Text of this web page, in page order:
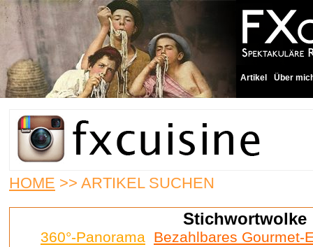
Artikel Über
HOME >> ARTIKEL SUCHEN
Stichwortwolke
360°-Panorama Bezahlbares Gourmet-